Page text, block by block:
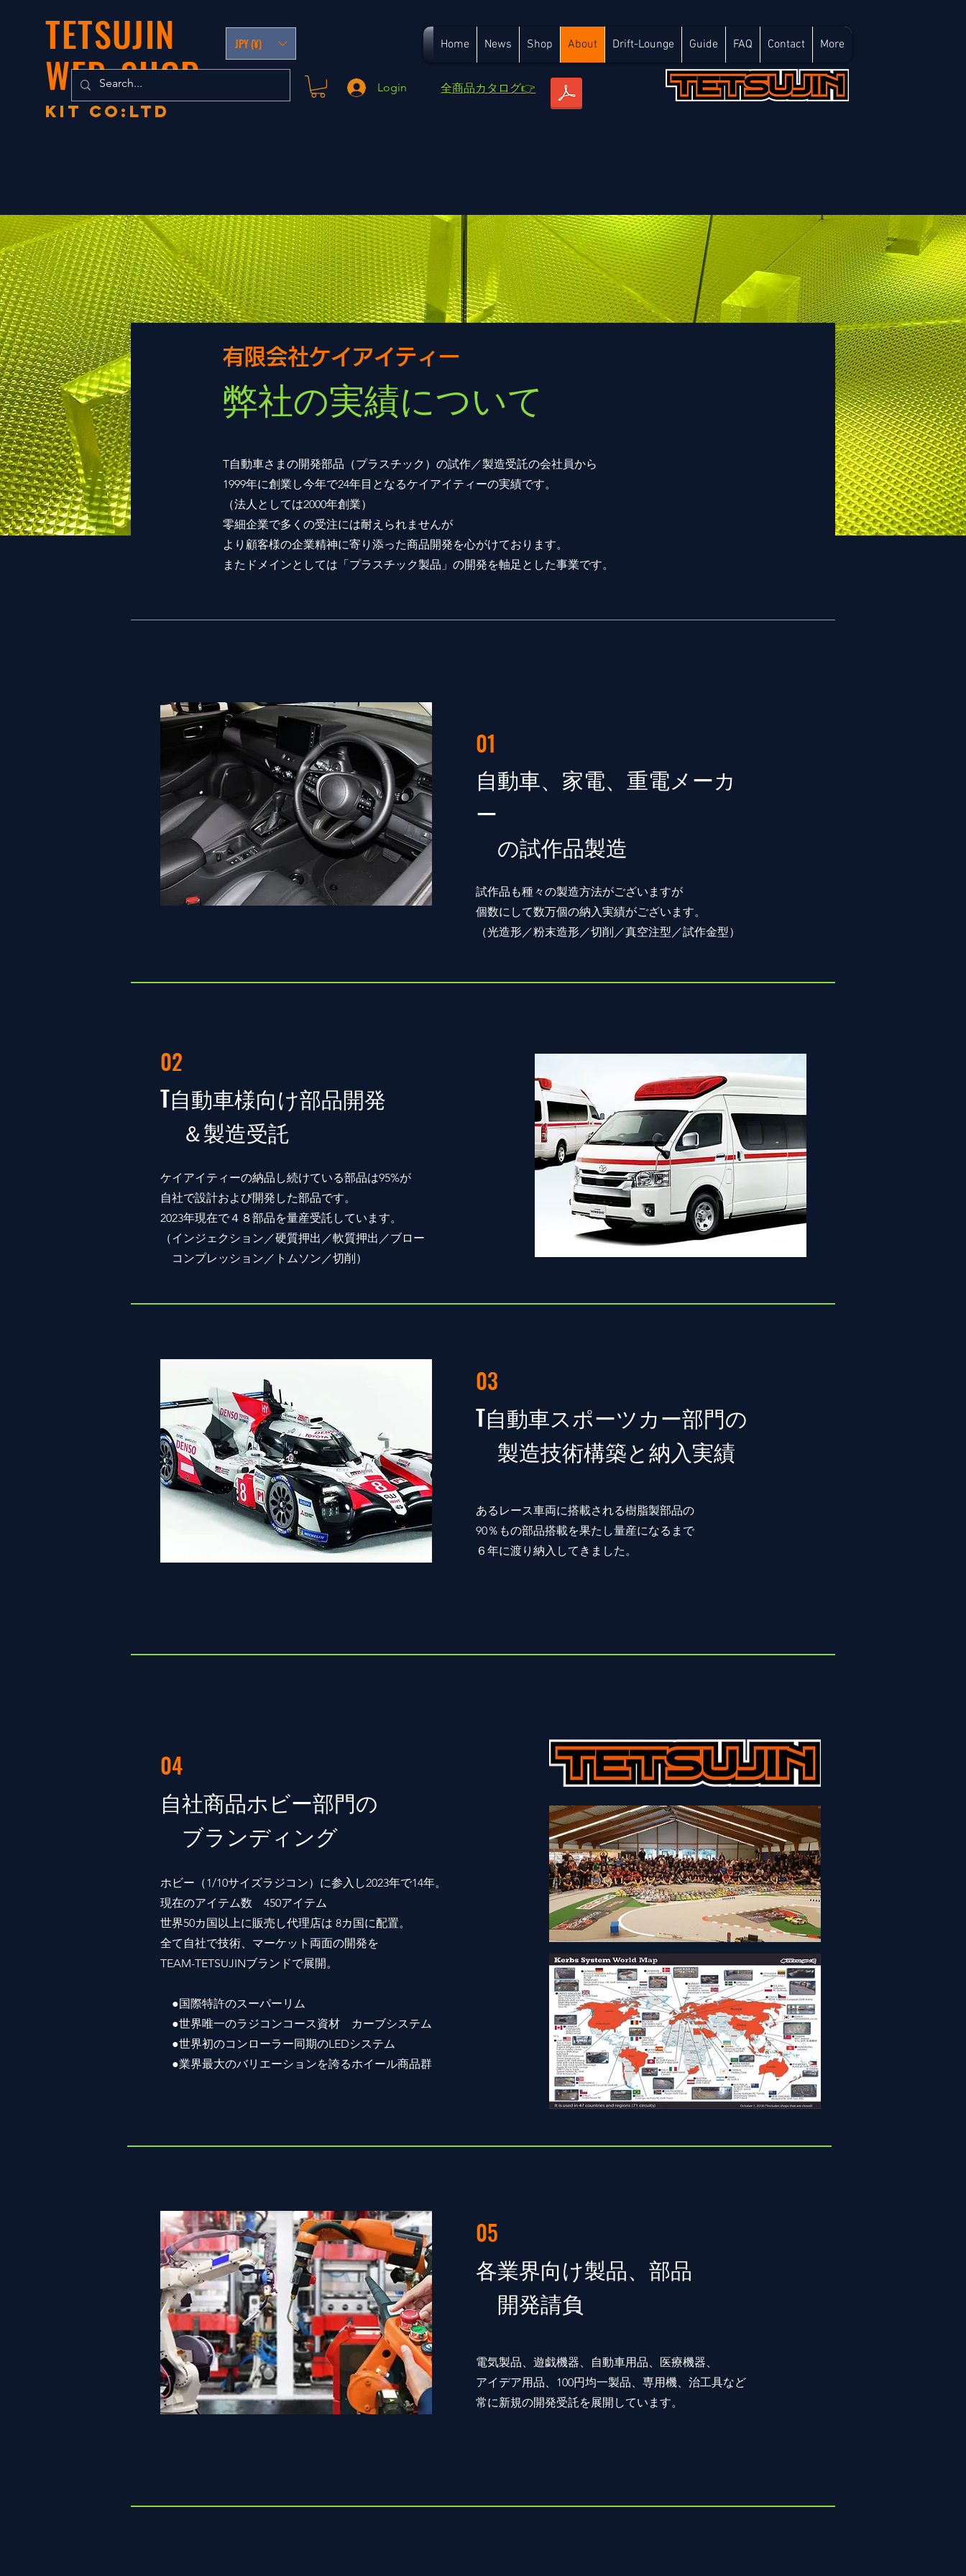
TETSUJIN
WEB-SHOP
KIT co:LTD
JPY (¥) Home News Shop About Drift-Lounge Guide FAQ Contact More
Login ​全商品カタログ👉
有限会社ケイアイティー
弊社の実績について
T自動車さまの開発部品（プラスチック）の試作／製造受託の会社員から
1999年に創業し今年で24年目となるケイアイティーの実績です。
​（法人としては2000年創業）
零細企業で多くの受注には耐えられませんが
より顧客様の企業精神に寄り添った商品開発を心がけております。
またドメインとしては「プラスチック製品」の開発を軸足とした事業です。
01
​自動車、家電、重電メーカ
ー
の試作品製造
試作品も種々の製造方法がございますが
個数にして数万個の納入実績がございます。
​（光造形／粉末造形／切削／真空注型／試作金型）
02
T自動車様向け部品開発
＆製造受託
ケイアイティーの納品し続けている部品は95%が
自社で設計および開発した部品です。
2023年現在で４８部品を量産受託しています。
（インジェクション／硬質押出／軟質押出／ブロー
コンプレッション／トムソン／切削）
03
T自動車スポーツカー部門の
製造技術構築と納入実績
あるレース車両に搭載される樹脂製部品の
90％もの部品搭載を果たし量産になるまで
６年に渡り納入してきました。
04
自社商品ホビー部門の
​ ブランディング
ホビー（1/10サイズラジコン）に参入し2023年で14年。
現在のアイテム数 450アイテム
世界50カ国以上に販売し代理店は 8カ国に配置。
全て自社で技術、マーケット両面の開発を
TEAM-TETSUJINブランドで展開。
●国際特許のスーパーリム
●世界唯一のラジコンコース資材 カーブシステム
●世界初のコンローラー同期のLEDシステム
●業界最大のバリエーションを誇るホイール商品群
05
各業界向け製品、部品
​ 開発請負
電気製品、遊戯機器、自動車用品、医療機器、
アイデア用品、100円均一製品、専用機、治工具など
​常に新規の開発受託を展開しています。